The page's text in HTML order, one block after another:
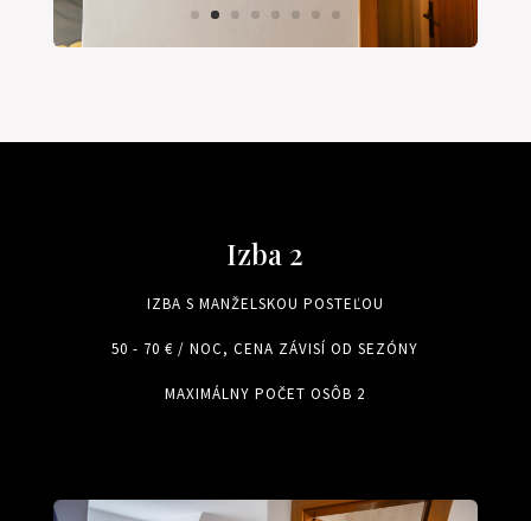
Izba 2
IZBA S MANŽELSKOU POSTEĽOU
50 - 70 € / NOC, CENA ZÁVISÍ OD SEZÓNY
MAXIMÁLNY POČET OSÔB 2